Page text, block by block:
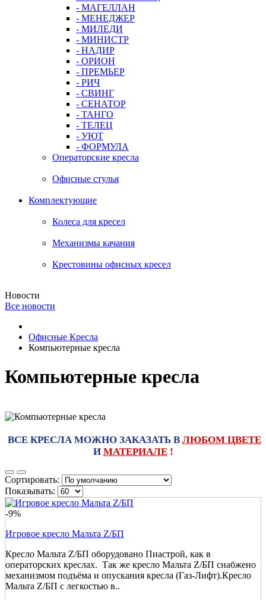
- МАГЕЛЛАН
- МЕНЕДЖЕР
- МИЛЕДИ
- МИНИСТР
- НАДИР
- ОРИОН
- ПРЕМЬЕР
- РИЧ
- СВИНГ
- СЕНАТОР
- ТАНГО
- ТЕЛЕЦ
- УЮТ
- ФОРМУЛА
Операторские кресла
Офисные стулья
Комплектующие
Колеса для кресел
Механизмы качания
Крестовины офисных кресел
Новости
Все новости
Офисные Кресла
Компьютерные кресла
Компьютерные кресла
ВСЕ КРЕСЛА МОЖНО ЗАКАЗАТЬ В ЛЮБОМ ЦВЕТЕ
И МАТЕРИАЛЕ!
Сортировать:
Показывать:
-9%
Игровое кресло Мальта Z/БП
Кресло Мальта Z/БП оборудовано Пиастрой, как в
операторских креслах. Так же кресло Мальта Z/БП снабжено
механизмом подъёма и опускания кресла (Газ-Лифт).Кресло
Мальта Z/БП с легкостью в..